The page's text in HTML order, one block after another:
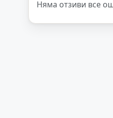
Няма отзиви все